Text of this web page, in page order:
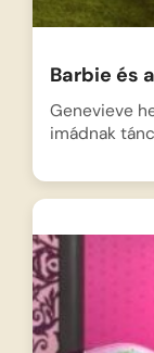
Barbie és
Genevieve
imádnak